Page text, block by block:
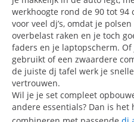
werkhoogte rond de 90 tot 94
voor veel dj’s, omdat je
overbelast raken en je toch
faders en je laptopscherm.
gebruikt of een zwaardere
de juiste dj tafel werk je
vertrouwen.
Wil je je set compleet
andere essentials? Dan is